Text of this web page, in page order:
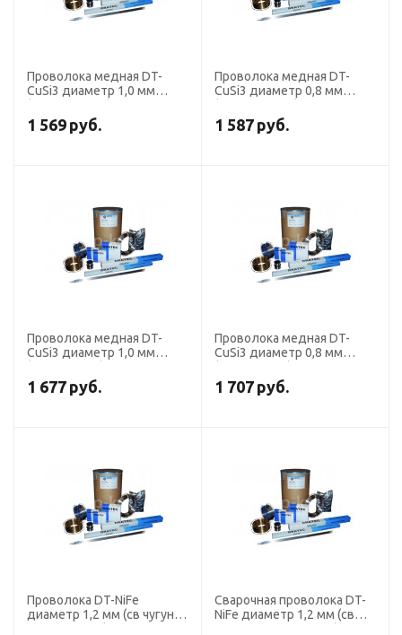
Проволока медная DT-
CuSi3 диаметр 1,0 мм
1 569 руб.
Проволока медная DT-
CuSi3 диаметр 0,8 мм
1 587 руб.
Проволока медная DT-
CuSi3 диаметр 1,0 мм
1 677 руб.
Проволока медная DT-
CuSi3 диаметр 0,8 мм
1 707 руб.
Проволока DT-NiFe
диаметр 1,2 мм (св чугуна
Сварочная проволока DT-
NiFe диаметр 1,2 мм (св